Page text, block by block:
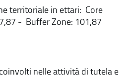
territoriale in ettari: Core
- Buffer Zone: 101,87
nelle attività di tutela e